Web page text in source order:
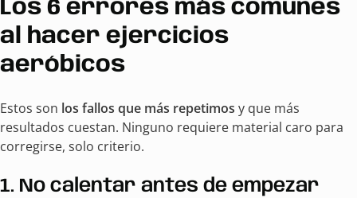
Los 6 errores más comunes
al hacer ejercicios
aeróbicos
Estos son los fallos que más repetimos y que más
resultados cuestan. Ninguno requiere material caro para
corregirse, solo criterio.
1. No calentar antes de empezar